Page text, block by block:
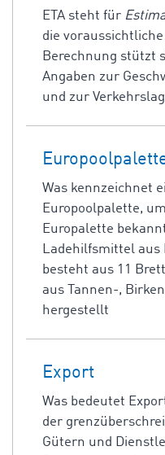
ETA steht für
die
Berechnung stützt
Angaben zur
und zur
Was kennzeichnet
Europoolpalette,
Europalette
Ladehilfsmittel aus
besteht aus 11
aus Tannen-,
hergestellt
Export
Was bedeutet
der
Gütern und